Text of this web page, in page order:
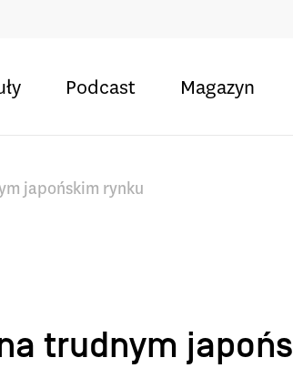
Podcast Magazyn
japońskim rynku
trudnym